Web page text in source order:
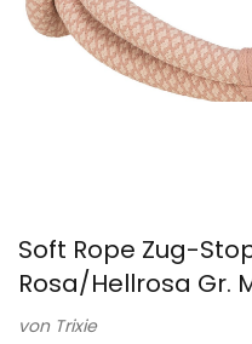
Soft Rope Zug-
Rosa/Hellrosa Gr.
von Trixie